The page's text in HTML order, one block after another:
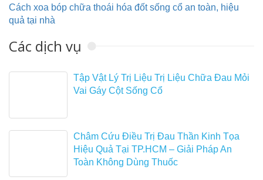
Cách xoa bóp chữa thoái hóa đốt sống cổ an toàn, hiệu
quả tại nhà
Các dịch vụ
Tập Vật Lý Trị Liệu Trị Liệu Chữa Đau Mỏi
Vai Gáy Cột Sống Cổ
Châm Cứu Điều Trị Đau Thần Kinh Tọa
Hiệu Quả Tại TP.HCM – Giải Pháp An
Toàn Không Dùng Thuốc